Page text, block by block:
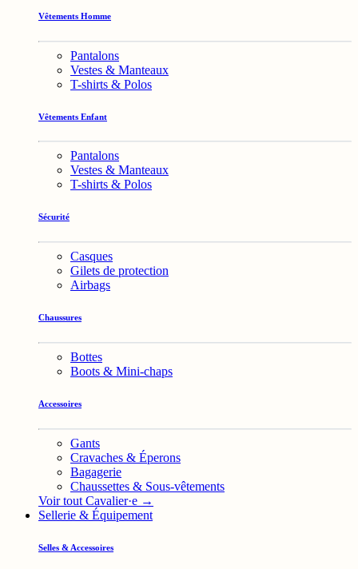
Vêtements Homme
Pantalons
Vestes & Manteaux
T-shirts & Polos
Vêtements Enfant
Pantalons
Vestes & Manteaux
T-shirts & Polos
Sécurité
Casques
Gilets de protection
Airbags
Chaussures
Bottes
Boots & Mini-chaps
Accessoires
Gants
Cravaches & Éperons
Bagagerie
Chaussettes & Sous-vêtements
Voir tout Cavalier·e →
Sellerie & Équipement
Selles & Accessoires